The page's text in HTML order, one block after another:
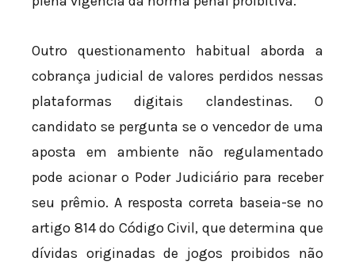
Outro questionamento habitual aborda a
cobrança judicial de valores perdidos nessas
plataformas digitais clandestinas. O
candidato se pergunta se o vencedor de uma
aposta em ambiente não regulamentado
pode acionar o Poder Judiciário para receber
seu prêmio. A resposta correta baseia-se no
artigo 814 do Código Civil, que determina que
dívidas originadas de jogos proibidos não